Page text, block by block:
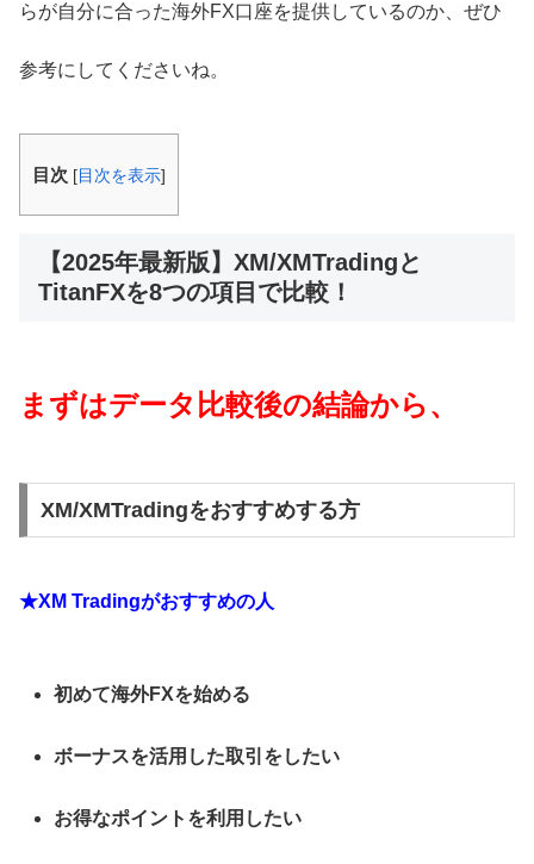
らが自分に合った海外FX口座を提供しているのか、ぜひ
参考にしてくださいね。
目次 [ 目次を表示]
【2025年最新版】XM/XMTradingと
TitanFXを8つの項目で比較！
まずはデータ比較後の結論から、
XM/XMTradingをおすすめする方
★XM Tradingがおすすめの人
初めて海外FXを始める
ボーナスを活用した取引をしたい
お得なポイントを利用したい